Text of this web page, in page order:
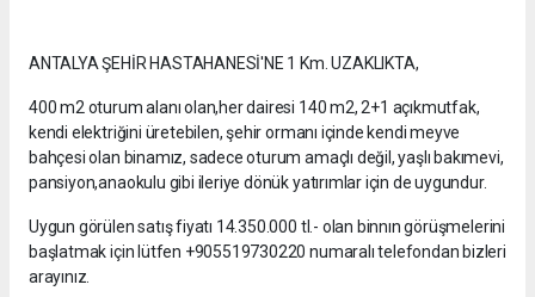
ANTALYA ŞEHİR HASTAHANESİ'NE 1 Km. UZAKLIKTA,
400 m2 oturum alanı olan,her dairesi 140 m2, 2+1 açıkmutfak,
kendi elektriğini üretebilen, şehir ormanı içinde kendi meyve
bahçesi olan binamız, sadece oturum amaçlı değil, yaşlı bakımevi,
pansiyon,anaokulu gibi ileriye dönük yatırımlar için de uygundur.
Uygun görülen satış fiyatı 14.350.000 tl.- olan binnın görüşmelerini
başlatmak için lütfen +905519730220 numaralı telefondan bizleri
arayınız.